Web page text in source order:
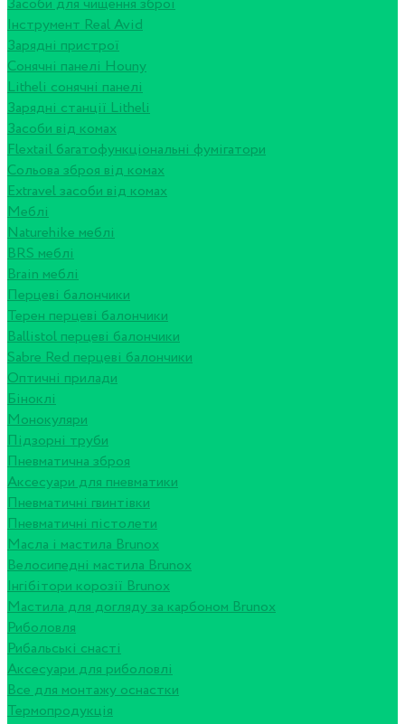
Засоби для чищення зброї
Інструмент Real Avid
Зарядні пристрої
Сонячні панелі Houny
Litheli сонячні панелі
Зарядні станції Litheli
Засоби від комах
Flextail багатофункціональні фумігатори
Сольова зброя від комах
Extravel засоби від комах
Меблі
Naturehike меблі
BRS меблі
Brain меблі
Перцеві балончики
Терен перцеві балончики
Ballistol перцеві балончики
Sabre Red перцеві балончики
Оптичні прилади
Біноклі
Монокуляри
Підзорні труби
Пневматична зброя
Аксесуари для пневматики
Пневматичні гвинтівки
Пневматичні пістолети
Масла і мастила Brunox
Велосипедні мастила Brunox
Інгібітори корозії Brunox
Мастила для догляду за карбоном Brunox
Риболовля
Рибальські снасті
Аксесуари для риболовлі
Все для монтажу оснастки
Термопродукція